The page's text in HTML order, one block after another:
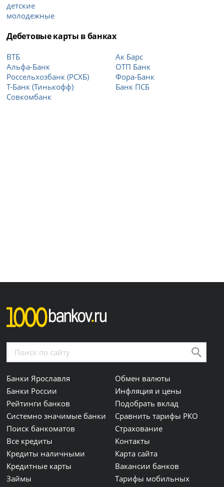
детские
молодежные
Дебетовые карты в банках
ВТБ
Альфа-Банк
Россельхозбанк (РСХБ)
Т-Банк (Тинькофф)
Совкомбанк
Ак Барс
ОТП Банк
Фора-Банк
Банк ПСБ
Банки Ярославля
Банки России
Рейтинги банков
Системно значимые банки
Поиск банкоматов
Все кредиты
Кредиты наличными
Кредитные карты
Займы
Обмен валюты
Инфляция и цены
Подобрать вклад
Сравнить тарифы РКО
Страхование
Контакты
Карта сайта
Вакансии банков
Тарифы мобильных